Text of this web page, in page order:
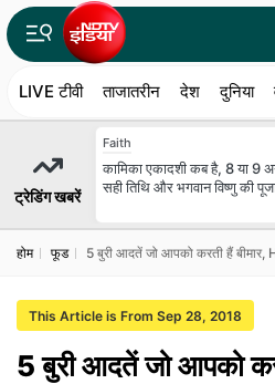
LIVE टीवी ताजातरीन देश दुनिया
ट्रेडिंग खबरें
Faith
कामिका एकादशी कब है, 8 या 9
सही तिथि और भगवान विष्णु की
होम फूड 5 बुरी आदतें जो आपको करती हैं
This Article is From Sep 28, 2018
5 बुरी आदतें जो आपको